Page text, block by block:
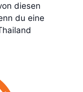
diesen
du eine